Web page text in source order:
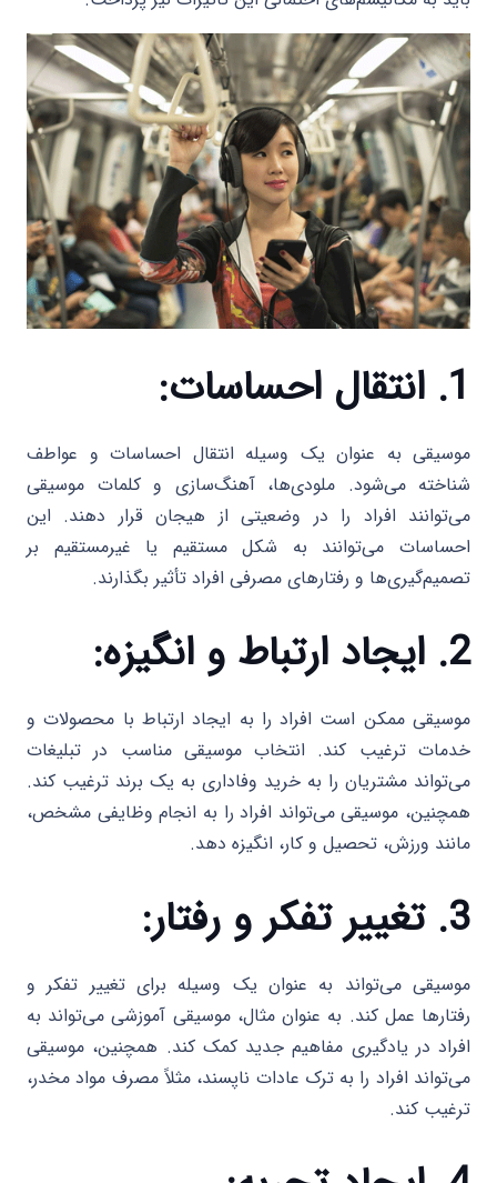
1. انتقال احساسات:
موسیقی به عنوان یک وسیله انتقال احساسات و عواطف
شناخته می‌شود. ملودی‌ها، آهنگ‌سازی و کلمات موسیقی
می‌توانند افراد را در وضعیتی از هیجان قرار دهند. این
احساسات می‌توانند به شکل مستقیم یا غیرمستقیم بر
تصمیم‌گیری‌ها و رفتارهای مصرفی افراد تأثیر بگذارند.
2. ایجاد ارتباط و انگیزه:
موسیقی ممکن است افراد را به ایجاد ارتباط با محصولات و
خدمات ترغیب کند. انتخاب موسیقی مناسب در تبلیغات
می‌تواند مشتریان را به خرید وفاداری به یک برند ترغیب کند.
همچنین، موسیقی می‌تواند افراد را به انجام وظایفی مشخص،
مانند ورزش، تحصیل و کار، انگیزه دهد.
3. تغییر تفکر و رفتار:
موسیقی می‌تواند به عنوان یک وسیله برای تغییر تفکر و
رفتارها عمل کند. به عنوان مثال، موسیقی آموزشی می‌تواند به
افراد در یادگیری مفاهیم جدید کمک کند. همچنین، موسیقی
می‌تواند افراد را به ترک عادات ناپسند، مثلاً مصرف مواد مخدر،
ترغیب کند.